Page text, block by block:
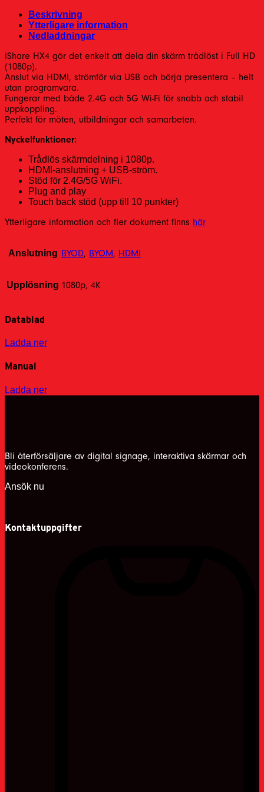
Beskrivning
Ytterligare information
Nedladdningar
iShare HX4 gör det enkelt att dela din skärm trådlöst i Full HD
(1080p).
Anslut via HDMI, strömför via USB och börja presentera – helt
utan programvara.
Fungerar med både 2.4G och 5G Wi-Fi för snabb och stabil
uppkoppling.
Perfekt för möten, utbildningar och samarbeten.
Nyckelfunktioner:
Trådlös skärmdelning i 1080p.
HDMI-anslutning + USB-ström.
Stöd för 2.4G/5G WiFi.
Plug and play
Touch back stöd (upp till 10 punkter)
Ytterligare information och fler dokument finns här
Anslutning BYOD, BYOM, HDMI
Upplösning 1080p, 4K
Datablad
Ladda ner
Manual
Ladda ner
Bli återförsäljare av digital signage, interaktiva skärmar och
videokonferens.
Ansök nu
Kontaktuppgifter